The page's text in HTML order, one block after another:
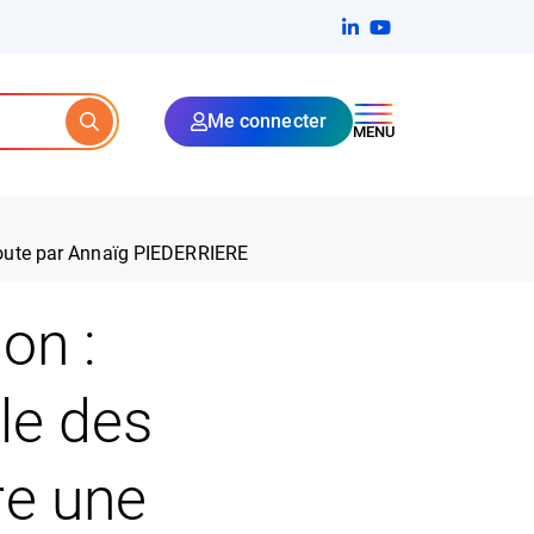
Linkedin
(ouverture dans un
YouTube
(ouverture dans
Rechercher Me connecter MENU
par Annaïg PIEDERRIERE
:
des
une